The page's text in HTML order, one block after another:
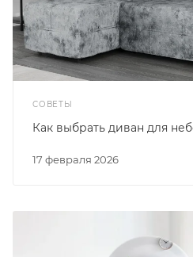
СОВЕТЫ
17 февраля 2026
Как выбрать диван для